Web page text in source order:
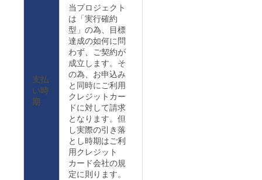
支払
い時
期
当プロジェクト
は「実行確約
型」の為、目標
達成の如何に問
わず、ご契約が
成立します。そ
の為、お申込み
と同時にご利用
クレジットカー
ドに対して請求
となります。但
し実際の引き落
とし時期はご利
用クレジット
カード会社の規
定に則ります。